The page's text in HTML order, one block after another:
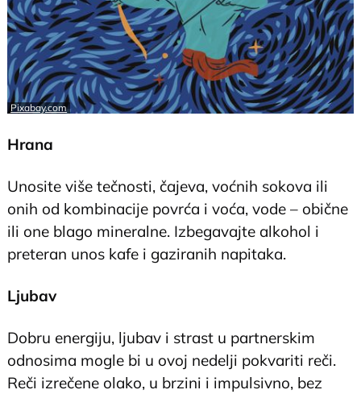
Pixabay.com
Hrana
Unosite više tečnosti, čajeva, voćnih sokova ili
onih od kombinacije povrća i voća, vode – obične
ili one blago mineralne. Izbegavajte alkohol i
preteran unos kafe i gaziranih napitaka.
Ljubav
Dobru energiju, ljubav i strast u partnerskim
odnosima mogle bi u ovoj nedelji pokvariti reči.
Reči izrečene olako, u brzini i impulsivno, bez